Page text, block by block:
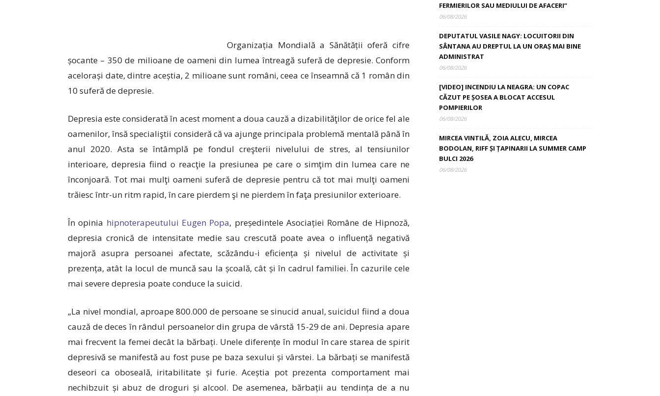
Organizația Mondială a Sănătății oferă cifre
șocante – 350 de milioane de oameni din lumea întreagă suferă de depresie. Conform
acelorași date, dintre aceștia, 2 milioane sunt români, ceea ce înseamnă că 1 român din
10 suferă de depresie.
Depresia este considerată în acest moment a doua cauză a dizabilităţilor de orice fel ale
oamenilor, însă specialiştii consideră că va ajunge principala problemă mentală până în
anul 2020. Asta se întâmplă pe fondul creşterii nivelului de stres, al tensiunilor
interioare, depresia fiind o reacţie la presiunea pe care o simţim din lumea care ne
înconjoară. Tot mai mulţi oameni suferă de depresie pentru că tot mai mulţi oameni
trăiesc într-un ritm rapid, în care pierdem şi ne pierdem în faţa presiunilor exterioare.
În opinia hipnoterapeutului Eugen Popa, președintele Asociației Române de Hipnoză,
depresia cronică de intensitate medie sau crescută poate avea o influență negativă
majoră asupra persoanei afectate, scăzându-i eficiența și nivelul de activitate și
prezența, atât la locul de muncă sau la școală, cât și în cadrul familiei. În cazurile cele
mai severe depresia poate conduce la suicid.
„La nivel mondial, aproape 800.000 de persoane se sinucid anual, suicidul fiind a doua
cauză de deces în rândul persoanelor din grupa de vârstă 15-29 de ani. Depresia apare
mai frecvent la femei decât la bărbați. Unele diferențe în modul în care starea de spirit
depresivă se manifestă au fost puse pe baza sexului și vârstei. La bărbați se manifestă
deseori ca oboseală, iritabilitate și furie. Aceștia pot prezenta comportament mai
nechibzuit și abuz de droguri și alcool. De asemenea, bărbații au tendința de a nu
FERMIERILOR SAU MEDIULUI DE AFACERI”
06/08/2026
DEPUTATUL VASILE NAGY: LOCUITORII DIN
SÂNTANA AU DREPTUL LA UN ORAȘ MAI BINE
ADMINISTRAT
06/08/2026
[VIDEO] INCENDIU LA NEAGRA: UN COPAC
CĂZUT PE ȘOSEA A BLOCAT ACCESUL
POMPIERILOR
06/08/2026
MIRCEA VINTILĂ, ZOIA ALECU, MIRCEA
BODOLAN, RIFF ȘI ȚAPINARII LA SUMMER CAMP
BULCI 2026
06/08/2026